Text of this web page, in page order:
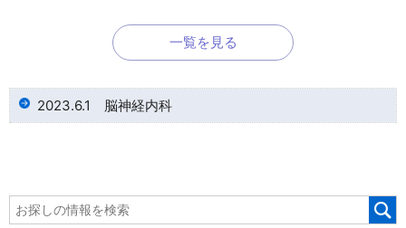
一覧を見る
2023.6.1 脳神経内科